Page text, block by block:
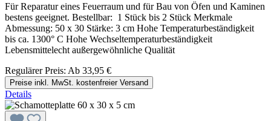
Für Reparatur eines Feuerraum und für Bau von Öfen und Kaminen
bestens geeignet. Bestellbar: 1 Stück bis 2 Stück Merkmale
Abmessung: 50 x 30 Stärke: 3 cm Hohe Temperaturbeständigkeit
bis ca. 1300° C Hohe Wechseltemperaturbeständigkeit
Lebensmittelecht außergewöhnliche Qualität
Regulärer Preis: Ab 33,95 €
Preise inkl. MwSt. kostenfreier Versand
Details